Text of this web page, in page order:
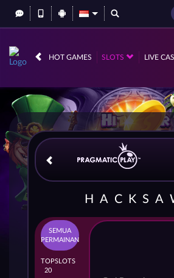
HOT GAMES SLOTS LIVE
IDR
SEMUA
PERMAINAN
TOP
20
SLOTS